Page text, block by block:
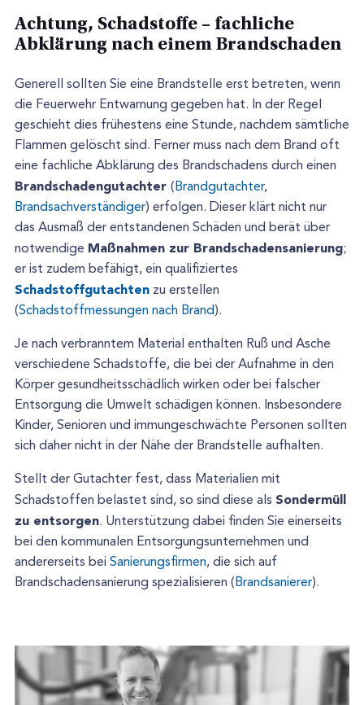
Achtung, Schadstoffe – fachliche
Abklärung nach einem Brandschaden
Generell sollten Sie eine Brandstelle erst betreten, wenn
die Feuerwehr Entwarnung gegeben hat. In der Regel
geschieht dies frühestens eine Stunde, nachdem sämtliche
Flammen gelöscht sind. Ferner muss nach dem Brand oft
eine fachliche Abklärung des Brandschadens durch einen
Brandschadengutachter (Brandgutachter,
Brandsachverständiger) erfolgen. Dieser klärt nicht nur
das Ausmaß der entstandenen Schäden und berät über
notwendige Maßnahmen zur Brandschadensanierung;
er ist zudem befähigt, ein qualifiziertes
Schadstoffgutachten zu erstellen
(Schadstoffmessungen nach Brand).
Je nach verbranntem Material enthalten Ruß und Asche
verschiedene Schadstoffe, die bei der Aufnahme in den
Körper gesundheitsschädlich wirken oder bei falscher
Entsorgung die Umwelt schädigen können. Insbesondere
Kinder, Senioren und immungeschwächte Personen sollten
sich daher nicht in der Nähe der Brandstelle aufhalten.
Stellt der Gutachter fest, dass Materialien mit
Schadstoffen belastet sind, so sind diese als Sondermüll
zu entsorgen. Unterstützung dabei finden Sie einerseits
bei den kommunalen Entsorgungsunternehmen und
andererseits bei Sanierungsfirmen, die sich auf
Brandschadensanierung spezialisieren (Brandsanierer).